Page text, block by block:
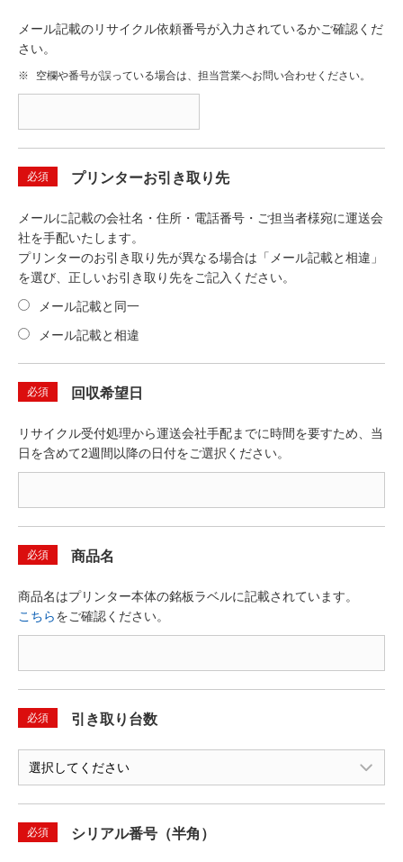
第3条（回収に関する同意）
1. 回収された対象機器について、貴社が受け取りを拒否する場合があ
また、その場合の配送料・返送費用は弊社が負担すること。
2. 本回収は産業廃棄物処理とは異なるため、貴社はマニフェストを発
行しないこと。
3. 回収後は、対象機器を返却できないこと。
回収による引渡し時点で、対象機器の所有権が弊社から喪失するこ
と。
第4条（疑義事項）
本承諾書に疑義が生じた場合、弊社は貴社と誠意をもって協議し、解
第5条（所有権の保証）
弊社は、対象機器に関し、第1条2項に基づき弊社が正当な所有権を有
に、第三者が所有権を有していたことが判明した場合、当該責任はす
べて弊社が負うものとします。
メール記載のリサイクル依頼番号が入力されているかご確認くだ
さい。
※ 空欄や番号が誤っている場合は、担当営業へお問い合わせください。
必須 プリンターお引き取り先
メールに記載の会社名・住所・電話番号・ご担当者様宛に運送会
社を手配いたします。
プリンターのお引き取り先が異なる場合は「メール記載と相違」
を選び、正しいお引き取り先をご記入ください。
メール記載と同一
メール記載と相違
必須 回収希望日
リサイクル受付処理から運送会社手配までに時間を要すため、当
日を含めて2週間以降の日付をご選択ください。
必須 商品名
商品名はプリンター本体の銘板ラベルに記載されています。
こちらをご確認ください。
必須 引き取り台数
必須 シリアル番号（半角）